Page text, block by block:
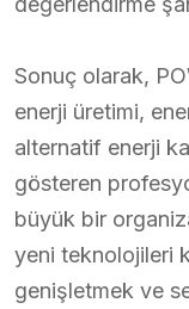
Sonuç olarak,
enerji üretimi,
alternatif enerji
gösteren
büyük bir
yeni teknolojileri
genişletmek ve